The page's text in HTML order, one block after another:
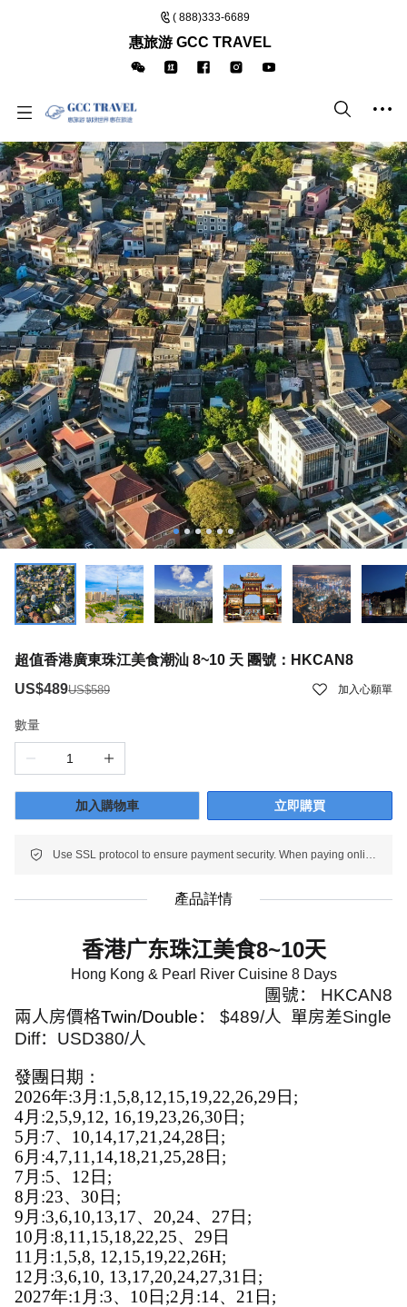
( 888)333-6689
惠旅游 GCC TRAVEL
超值香港廣東珠江美食潮汕 8~10 天 團號：HKCAN8
US$489US$589 加入心願單
數量
加入購物車 立即購買
Use SSL protocol to ensure payment security. When paying online, your payment information is protected.
產品詳情
香港广东珠江美食8~10天
Hong Kong & Pearl River Cuisine 8 Days
團號：
HKCAN8
兩人房價格Twin/Double： $489/人 單房差Single
Diff： USD380/人
發團日期：
2026年:3月:1,5,8,12,15,19,22,26,29日;
4月:2,5,9,12, 16,19,23,26,30日;
5月:7、10,14,17,21,24,28日;
6月:4,7,11,14,18,21,25,28日;
7月:5、12日;
8月:23、30日;
9月:3,6,10,13,17、20,24、27日;
10月:8,11,15,18,22,25、29日
11月:1,5,8, 12,15,19,22,26H;
12月:3,6,10, 13,17,20,24,27,31日;
2027年:1月:3、10日;2月:14、21日;